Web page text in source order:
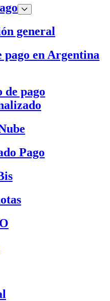
general
pago en Argentina
de pago
Pago